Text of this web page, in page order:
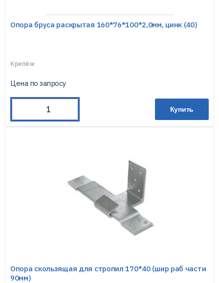
Опора бруса раскрытая 160*76*100*2,0мм, цинк (40)
Крепёж
Цена по запросу
Купить
Опора скользящая для стропил 170*40 (шир раб части
90мм)